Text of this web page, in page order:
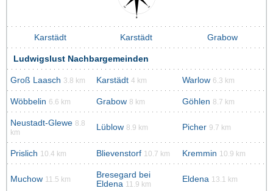
Karstädt Karstädt Grabow
Ludwigslust Nachbargemeinden
Groß Laasch 3.8 km Karstädt 4 km Warlow 6.3 km
Wöbbelin 6.6 km Grabow 8 km Göhlen 8.7 km
Neustadt-Glewe 8.8
km
Lüblow 8.9 km Picher 9.7 km
Prislich 10.4 km Blievenstorf 10.7 km Kremmin 10.9 km
Muchow 11.5 km
Bresegard bei
Eldena 11.9 km
Eldena 13.1 km